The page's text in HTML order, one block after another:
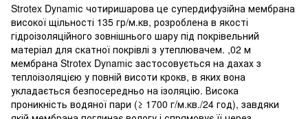
Strotex Dynamіс чотиришарова це супердифузійна мембрана
високої щільності 135 гр/м.кв, розроблена в якості
гідроізоляційного зовнішнього шару під покрівельний
матеріал для скатної покрівлі з утеплювачем. ,02 м
мембрана Strotex Dynamіс застосовується на дахах з
теплоізоляцією у повній висоти крокв, в яких вона
укладається безпосередньо на ізоляцію. Висока
проникність водяної пари (≥ 1700 г/м.кв./24 год), завдяки